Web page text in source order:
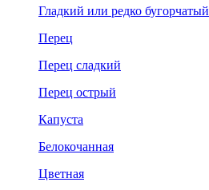
Гладкий или редко бугорчатый
Перец
Перец сладкий
Перец острый
Капуста
Белокочанная
Цветная